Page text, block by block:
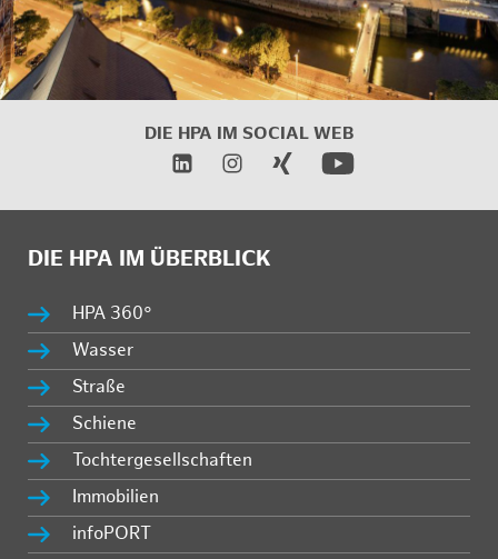
DIE HPA IM SOCIAL WEB
DIE HPA IM ÜBERBLICK
HPA 360°
Wasser
Straße
Schiene
Tochtergesellschaften
Immobilien
infoPORT